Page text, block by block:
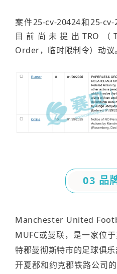
案件25-cv-20424和25-cv-
目前尚未提出TRO（
Order，临时限制令）动议。
03 品
Manchester United
MUFC或曼联，是一家位
特郡曼彻斯特市的足球俱
开夏郡和约克郡铁路公司